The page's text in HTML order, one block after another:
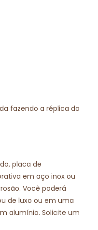
fazendo a réplica do
placa de
em aço inox ou
Você poderá
de luxo ou em uma
alumínio. Solicite um